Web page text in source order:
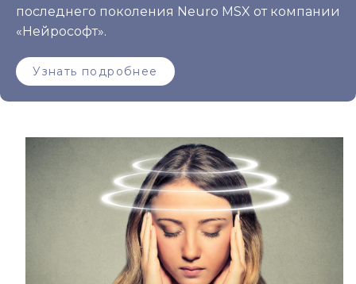
последнего поколения Neuro MSX от компании
«Нейрософт».
Узнать подробнее